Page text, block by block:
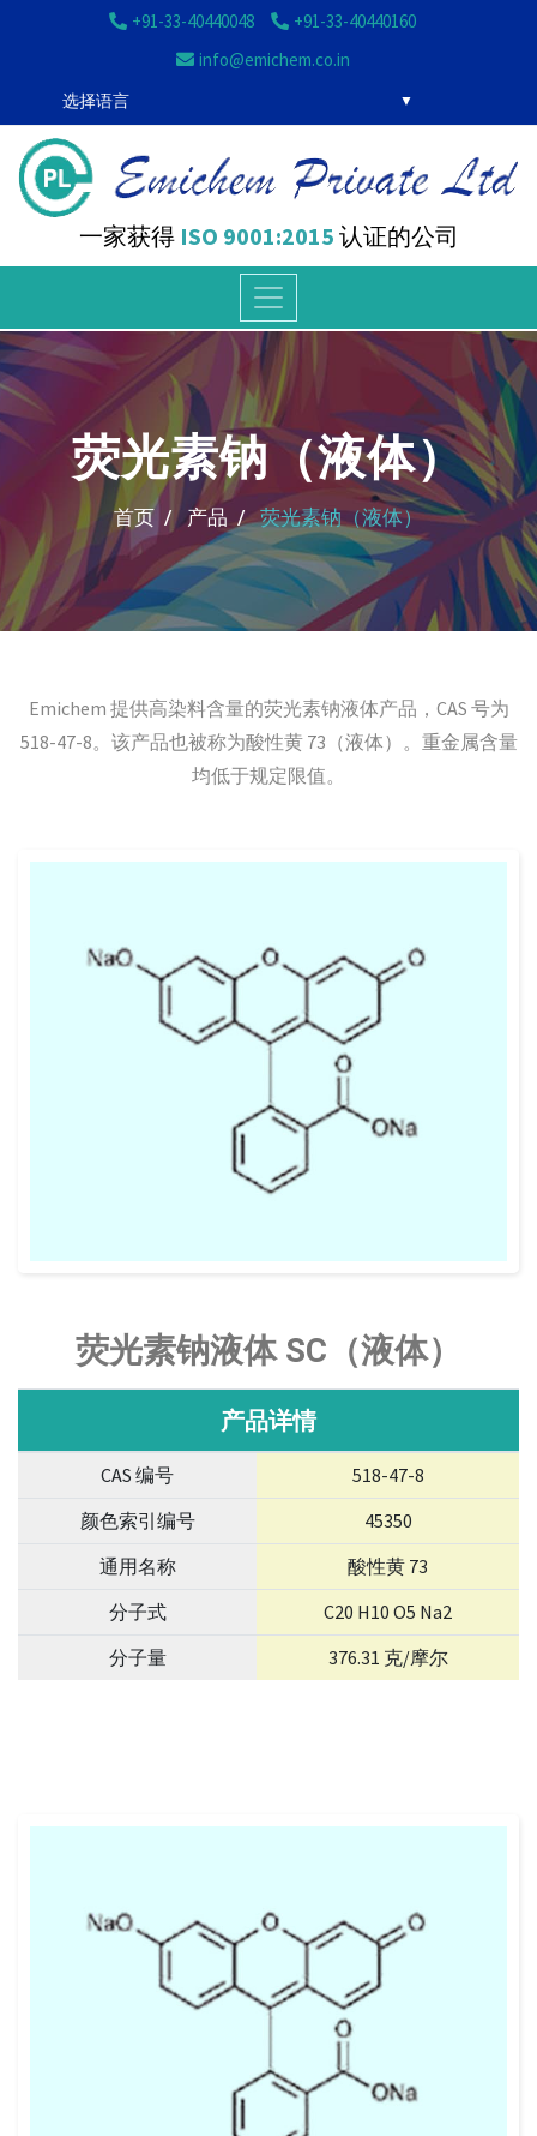
+91-33-40440048
+91-33-40440160
info@emichem.co.in
选择语言
一家获得 ISO 9001:2015 认证的公司
荧光素钠（液体）
首页 / 产品 / 荧光素钠（液体）
Emichem 提供高染料含量的荧光素钠液体产品，CAS 号为
518-47-8。该产品也被称为酸性黄 73（液体）。重金属含量
均低于规定限值。
荧光素钠液体 SC（液体）
产品详情
CAS 编号
518-47-8
颜色索引编号
45350
通用名称
酸性黄 73
分子式
C20 H10 O5 Na2
分子量
376.31 克/摩尔